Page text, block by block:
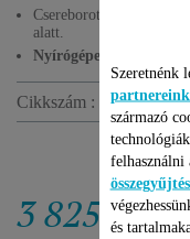
Csereborotva testének
alatt.
Nyírógépekhez
Cikkszám : SS-
3 825 Ft
Szeretnénk
származó
felhasználni
és